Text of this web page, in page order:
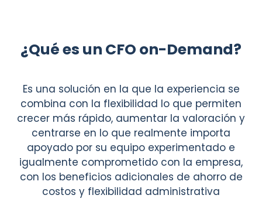
¿Qué es un CFO on-Demand?
Es una solución en la que la experiencia se
combina con la flexibilidad lo que permiten
crecer más rápido, aumentar la valoración y
centrarse en lo que realmente importa
apoyado por su equipo experimentado e
igualmente comprometido con la empresa,
con los beneficios adicionales de ahorro de
costos y flexibilidad administrativa